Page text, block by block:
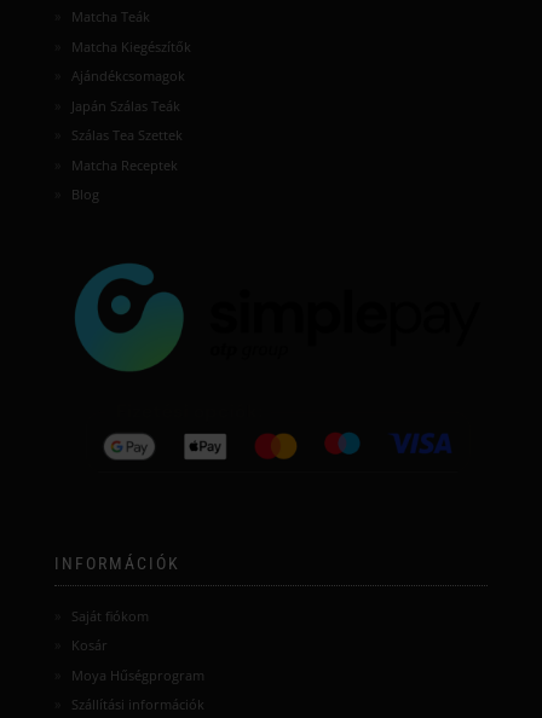
Matcha Teák
Matcha Kiegészítők
Ajándékcsomagok
Japán Szálas Teák
Szálas Tea Szettek
Matcha Receptek
Blog
INFORMÁCIÓK
Saját fiókom
Kosár
Moya Hűségprogram
Szállítási információk